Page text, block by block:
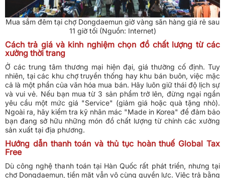
Mua sắm đêm tại chợ Dongdaemun giờ vàng săn hàng giá rẻ sau
11 giờ tối (Nguồn: Internet)
Cách trả giá và kinh nghiệm chọn đồ chất lượng từ các
xưởng thời trang
Ở các trung tâm thương mại hiện đại, giá thường cố định. Tuy
nhiên, tại các khu chợ truyền thống hay khu bán buôn, việc mặc
cả là một phần của văn hóa mua bán. Hãy luôn giữ thái độ lịch sự
và vui vẻ. Nếu bạn mua từ 3 sản phẩm trở lên, đừng ngại ngần
yêu cầu một mức giá "Service" (giảm giá hoặc quà tặng nhỏ).
Ngoài ra, hãy kiểm tra kỹ nhãn mác "Made in Korea" để đảm bảo
bạn đang sở hữu những món đồ chất lượng từ chính các xưởng
sản xuất tại địa phương.
Hướng dẫn thanh toán và thủ tục hoàn thuế Global Tax
Free
Dù công nghệ thanh toán tại Hàn Quốc rất phát triển, nhưng tại
chợ Dongdaemun, tiền mặt vẫn vô cùng quyền lực. Việc trả bằng